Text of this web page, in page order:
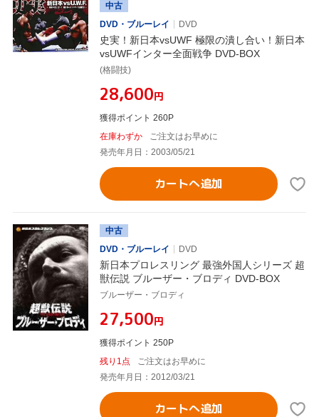
中古
DVD・ブルーレイ
DVD
史実！新日本vsUWF 極限の潰し合い！新日本
vsUWFインター全面戦争 DVD-BOX
(格闘技)
¥28,600円
獲得ポイント 260P
在庫わずか
ご注文はお早めに
発売年月日：2003/05/21
カートへ追加
中古
DVD・ブルーレイ
DVD
新日本プロレスリング 最強外国人シリーズ 超
獣伝説 ブルーザー・ブロディ DVD-BOX
ブルーザー・ブロディ
¥27,500円
獲得ポイント 250P
残り1点
ご注文はお早めに
発売年月日：2012/03/21
カートへ追加